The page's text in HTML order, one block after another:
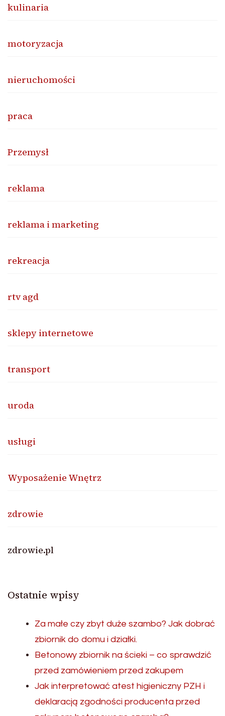
kulinaria
motoryzacja
nieruchomości
praca
Przemysł
reklama
reklama i marketing
rekreacja
rtv agd
sklepy internetowe
transport
uroda
usługi
Wyposażenie Wnętrz
zdrowie
zdrowie.pl
Ostatnie wpisy
Za małe czy zbyt duże szambo? Jak dobrać
zbiornik do domu i działki.
Betonowy zbiornik na ścieki – co sprawdzić
przed zamówieniem przed zakupem
Jak interpretować atest higieniczny PZH i
deklaracją zgodności producenta przed